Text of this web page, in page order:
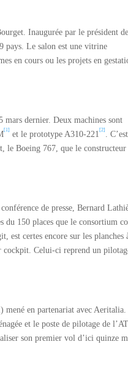
Inaugurée par le président
pays. Le salon est une vitrine
en cours ou les projets en
dernier. Deux machines sont
[1] et le prototype A310-221[2] .
le Boeing 767, que le constructeur
de presse, Bernard
du 150 places que le consortium
est certes encore sur les planches
cockpit. Celui-ci reprend un
mené en partenariat avec Aeritalia.
et le poste de pilotage de
son premier vol d’ici quinze